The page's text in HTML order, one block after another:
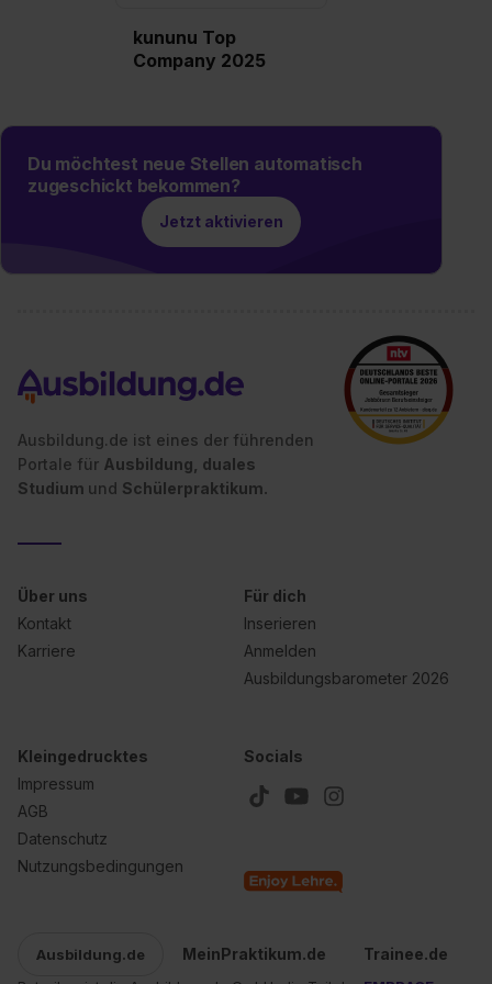
erlauben“. Die Einwilligung zur Platzierung von Cookies
der Kategorien „Präferenzen“, „Statistiken“ und „Social
zur Übermittlung deiner Daten in die USA (Art. 49 Abs. 1
angemessenes Datenschutzniveau (EuGH – Schrems
II). Du kannst die von dir erteilte Einwilligung jederzeit mit
Wirkung für die Zukunft ganz oder teilweise über unsere
Datenschutzerklärung
kununu Top
Company 2025
Du möchtest neue Stellen automatisch
zugeschickt bekommen?
Jetzt aktivieren
Ausbildung.de ist eines der führenden
Portale für Ausbildung, duales
Studium und Schülerpraktikum.
Über uns
Kontakt
Karriere
Für dich
Inserieren
Anmelden
Ausbildungsbarometer 2026
Kleingedrucktes
Impressum
AGB
Datenschutz
Nutzungsbedingungen
Socials
Ausbildung.de MeinPraktikum.de Trainee.de